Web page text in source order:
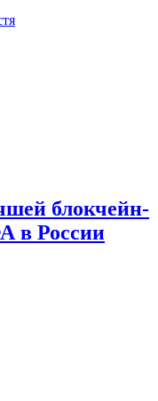
блокчейн-
в России